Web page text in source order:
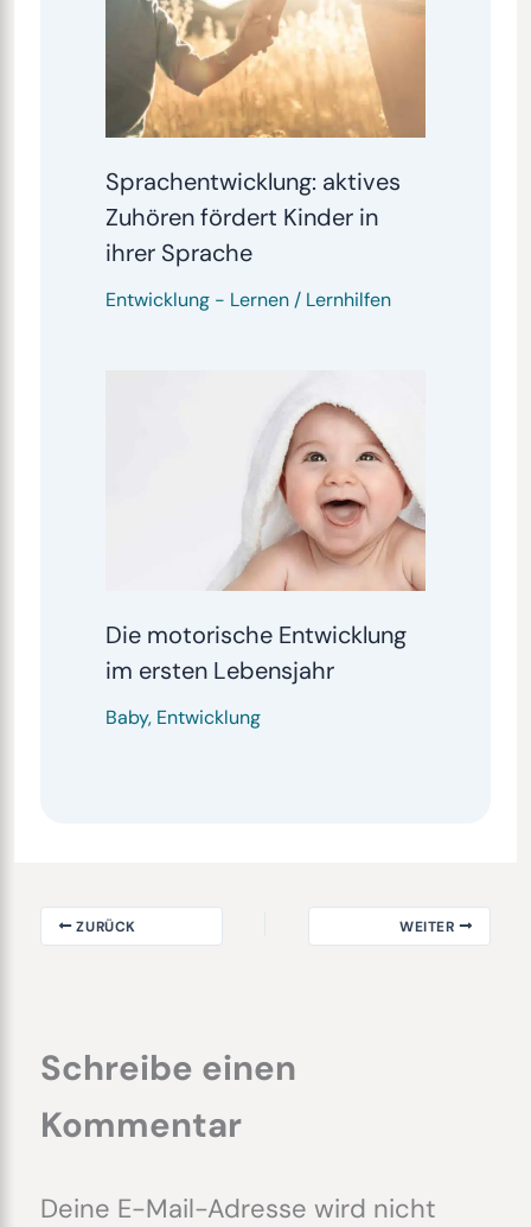
Sprachentwicklung: aktives
Zuhören fördert Kinder in
ihrer Sprache
Entwicklung- Lernen / Lernhilfen
Die motorische Entwicklung
im ersten Lebensjahr
Baby, Entwicklung
ZURÜCK WEITER
Schreibe einen
Kommentar
Deine E-Mail-Adresse wird nicht